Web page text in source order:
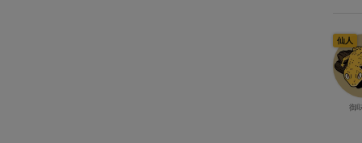
仙人
御